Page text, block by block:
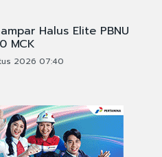
Halus Elite PBNU
MCK
2026 07:40